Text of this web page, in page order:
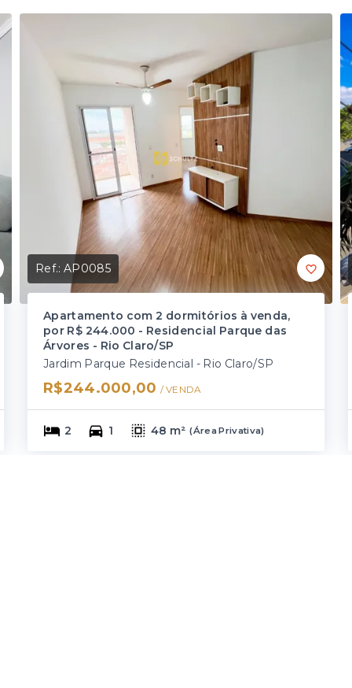
Ref.:AP0085
Apartamento com 2 dormitórios à venda,
por R$ 244.000 - Residencial Parque das
Árvores - Rio Claro/SP
Jardim Parque Residencial - Rio Claro/SP
R$244.000,00 / VENDA
2 1 48 m² (Área Privativa)